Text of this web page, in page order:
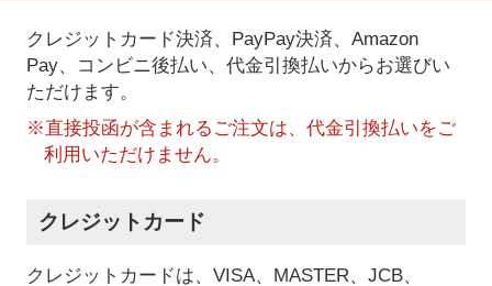
クレジットカード決済、PayPay決済、Amazon
Pay、コンビニ後払い、代金引換払いからお選びい
ただけます。
※直接投函が含まれるご注文は、代金引換払いをご
利用いただけません。
クレジットカード
クレジットカードは、VISA、MASTER、JCB、